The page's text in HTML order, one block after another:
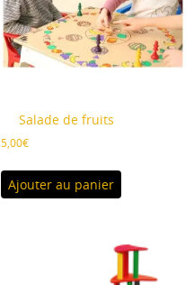
Salade de fruits
5,00€
Ajouter au panier